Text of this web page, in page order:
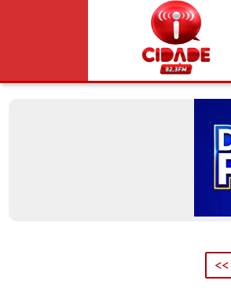
<<